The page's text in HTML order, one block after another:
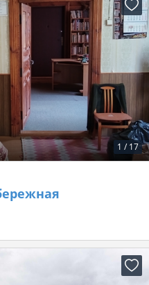
1 / 17